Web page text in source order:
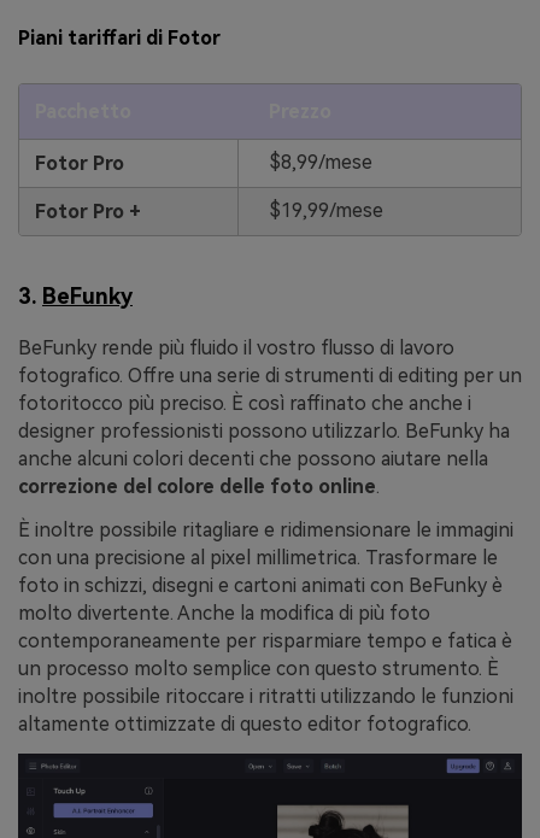
Piani tariffari di Fotor
Fotor Pro $8,99/mese
Fotor Pro + $19,99/mese
3. BeFunky
BeFunky rende più fluido il vostro flusso di lavoro
fotografico. Offre una serie di strumenti di editing per un
fotoritocco più preciso. È così raffinato che anche i
designer professionisti possono utilizzarlo. BeFunky ha
anche alcuni colori decenti che possono aiutare nella
correzione del colore delle foto online.
È inoltre possibile ritagliare e ridimensionare le immagini
con una precisione al pixel millimetrica. Trasformare le
foto in schizzi, disegni e cartoni animati con BeFunky è
molto divertente. Anche la modifica di più foto
contemporaneamente per risparmiare tempo e fatica è
un processo molto semplice con questo strumento. È
inoltre possibile ritoccare i ritratti utilizzando le funzioni
altamente ottimizzate di questo editor fotografico.